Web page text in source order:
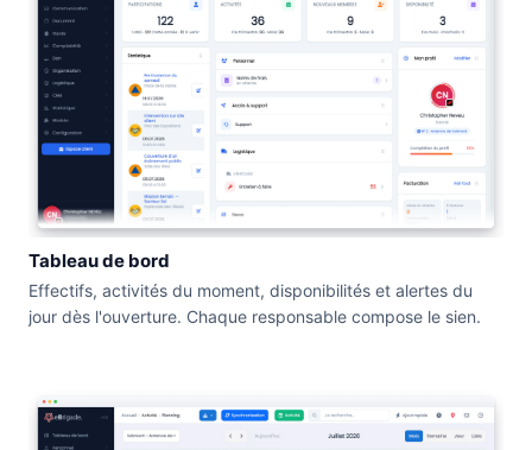
Tableau de bord
Effectifs, activités du moment, disponibilités et alertes du
jour dès l'ouverture. Chaque responsable compose le sien.